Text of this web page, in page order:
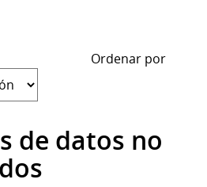
Ordenar por
de datos no